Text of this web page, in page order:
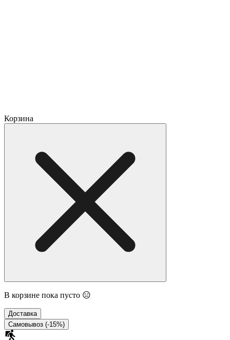
Корзина
В корзине пока пусто 😑
Доставка
Самовывоз (-15%)